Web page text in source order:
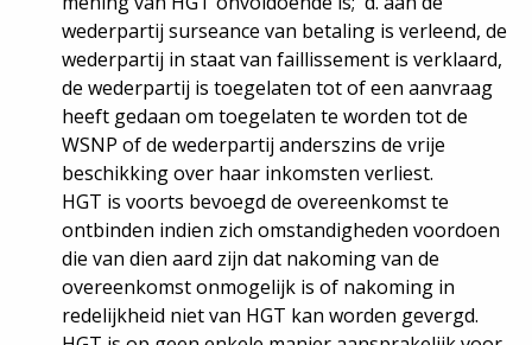
wederpartij surseance van betaling is verleend, de
wederpartij in staat van faillissement is verklaard,
de wederpartij is toegelaten tot of een aanvraag
heeft gedaan om toegelaten te worden tot de
WSNP of de wederpartij anderszins de vrije
beschikking over haar inkomsten verliest.
HGT is voorts bevoegd de overeenkomst te
ontbinden indien zich omstandigheden voordoen
die van dien aard zijn dat nakoming van de
overeenkomst onmogelijk is of nakoming in
redelijkheid niet van HGT kan worden gevergd.